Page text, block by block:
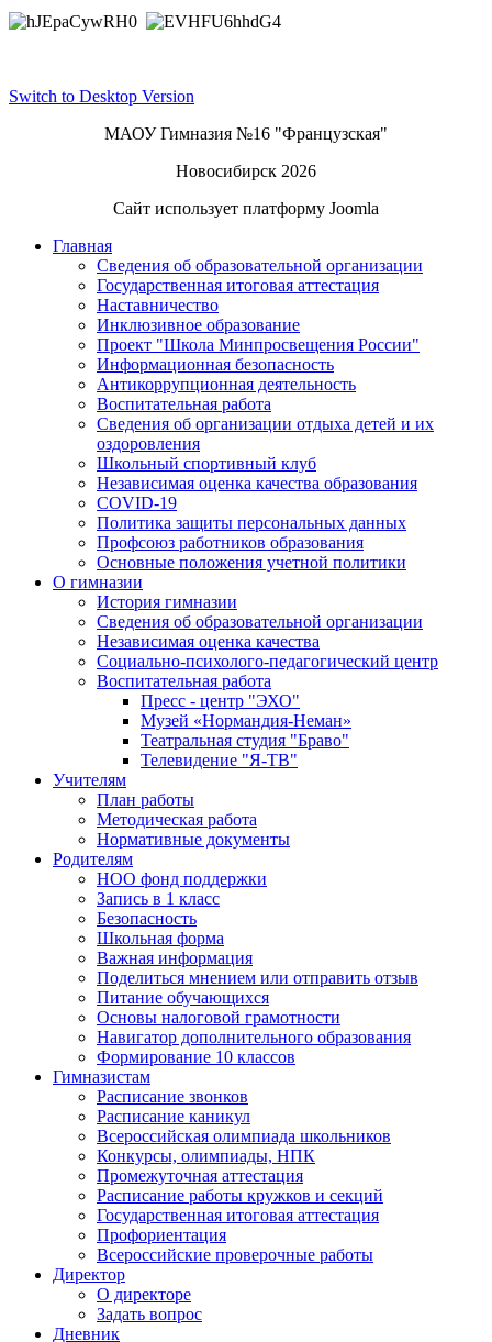
Switch to Desktop Version
МАОУ Гимназия №16 "Французская"
Новосибирск 2026
Сайт использует платформу Joomla
Главная
Сведения об образовательной организации
Государственная итоговая аттестация
Наставничество
Инклюзивное образование
Проект "Школа Минпросвещения России"
Информационная безопасность
Антикоррупционная деятельность
Воспитательная работа
Сведения об организации отдыха детей и их
оздоровления
Школьный спортивный клуб
Независимая оценка качества образования
COVID-19
Политика защиты персональных данных
Профсоюз работников образования
Основные положения учетной политики
О гимназии
История гимназии
Сведения об образовательной организации
Независимая оценка качества
Социально-психолого-педагогический центр
Воспитательная работа
Пресс - центр "ЭХО"
Музей «Нормандия-Неман»
Театральная студия "Браво"
Телевидение "Я-ТВ"
Учителям
План работы
Методическая работа
Нормативные документы
Родителям
НОО фонд поддержки
Запись в 1 класс
Безопасность
Школьная форма
Важная информация
Поделиться мнением или отправить отзыв
Питание обучающихся
Основы налоговой грамотности
Навигатор дополнительного образования
Формирование 10 классов
Гимназистам
Расписание звонков
Расписание каникул
Всероссийская олимпиада школьников
Конкурсы, олимпиады, НПК
Промежуточная аттестация
Расписание работы кружков и секций
Государственная итоговая аттестация
Профориентация
Всероссийские проверочные работы
Директор
О директоре
Задать вопрос
Дневник